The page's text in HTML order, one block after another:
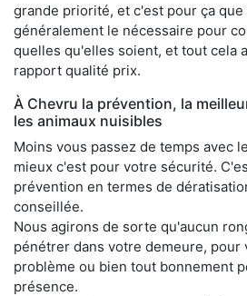
grande priorité, et c'est pour ça que
généralement le nécessaire pour
quelles qu'elles soient, et tout cela
rapport qualité prix.
À Chevru la prévention, la
les animaux nuisibles
Moins vous passez de temps avec
mieux c'est pour votre sécurité.
prévention en termes de
conseillée.
Nous agirons de sorte qu'aucun
pénétrer dans votre demeure, pour
problème ou bien tout bonnement
présence.